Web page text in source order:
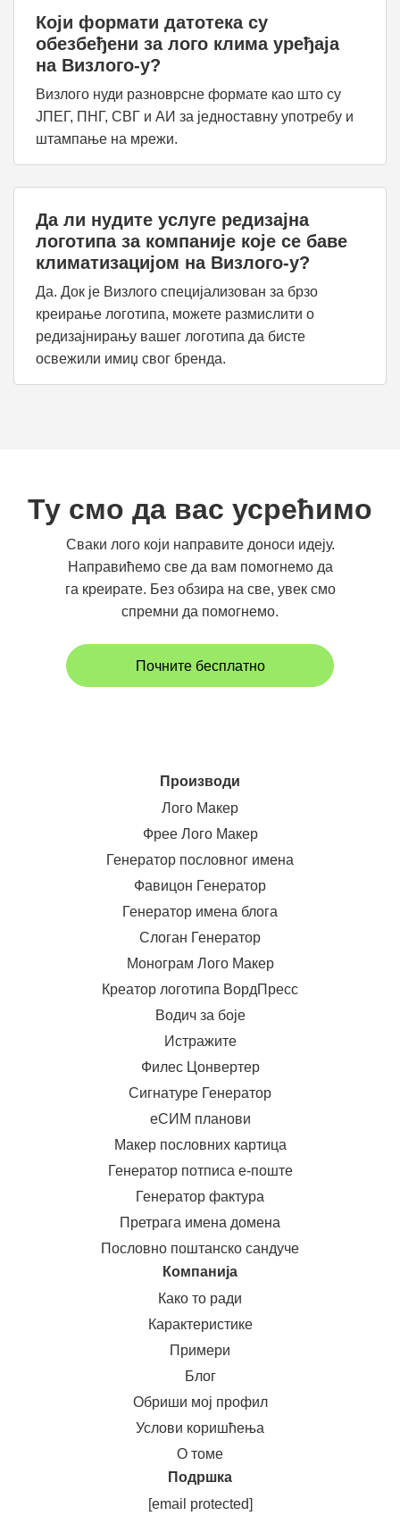
Који формати датотека су
обезбеђени за лого клима уређаја
на Визлого-у?
Визлого нуди разноврсне формате као што су
ЈПЕГ, ПНГ, СВГ и АИ за једноставну употребу и
штампање на мрежи.
Да ли нудите услуге редизајна
логотипа за компаније које се баве
климатизацијом на Визлого-у?
Да. Док је Визлого специјализован за брзо
креирање логотипа, можете размислити о
редизајнирању вашег логотипа да бисте
освежили имиџ свог бренда.
Ту смо да вас усрећимо
Сваки лого који направите доноси идеју.
Направићемо све да вам помогнемо да
га креирате. Без обзира на све, увек смо
спремни да помогнемо.
Почните бесплатно
Производи
Лого Макер
Фрее Лого Макер
Генератор пословног имена
Фавицон Генератор
Генератор имена блога
Слоган Генератор
Монограм Лого Макер
Креатор логотипа ВордПресс
Водич за боје
Истражите
Филес Цонвертер
Сигнатуре Генератор
еСИМ планови
Макер пословних картица
Генератор потписа е-поште
Генератор фактура
Претрага имена домена
Пословно поштанско сандуче
Компанија
Како то ради
Карактеристике
Примери
Блог
Обриши мој профил
Услови коришћења
О томе
Подршка
[email protected]